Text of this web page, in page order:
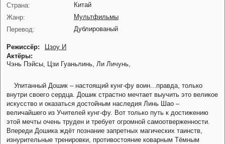
Страна:
Китай
Жанр:
Мультфильмы
Перевод:
Дублированый
Режиссёр:
Цзоу И
Актёры:
Чэнь Пэйсы,
Цзи Гуаньлинь, Ли Личунь,
Упитанный Дошик – настоящий кунг-фу воин...правда, только
внутри своего сердца. Дошик страстно мечтает выучить это великое
искусство и оказаться достойным наследия Линь Шао –
величайшего из Учителей кунг-фу. Вот только путь к достижению
этой мечты очень труден и требует огромной самоотверженности.
Впереди Дошика ждёт познание запретных магических таинств,
изнурительные тренировки, противостояние коварным Тёмным